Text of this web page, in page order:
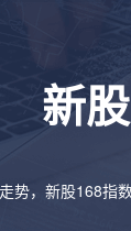
新
势，新股168指